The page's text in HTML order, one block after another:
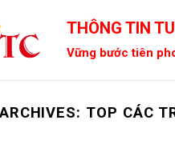
THÔNG TIN
Vững bước tiên
TOP CÁC